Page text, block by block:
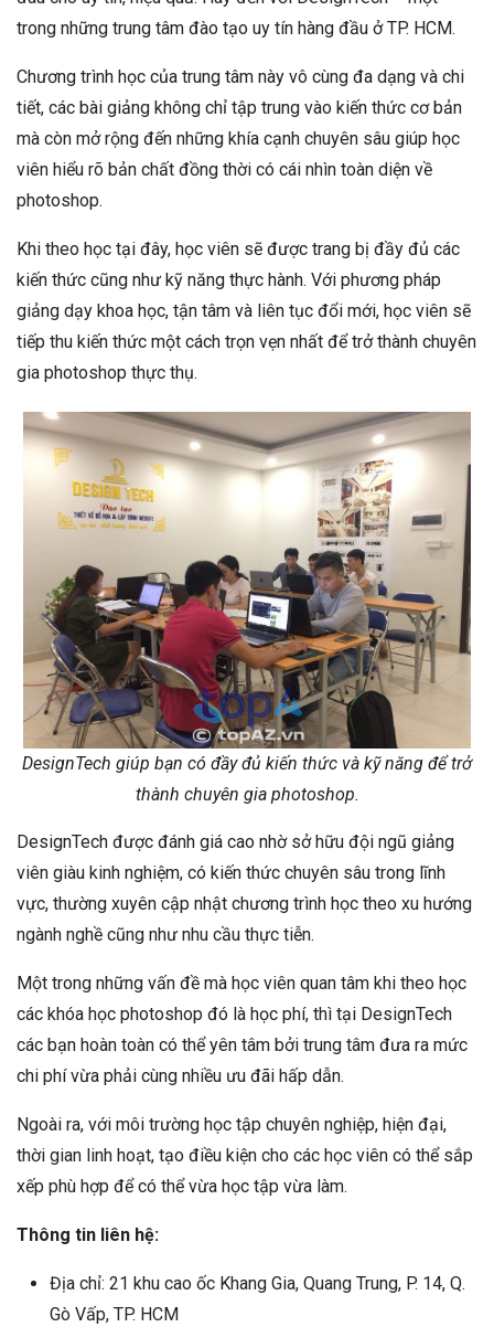
trong những trung tâm đào tạo uy tín hàng đầu ở TP. HCM.
Chương trình học của trung tâm này vô cùng đa dạng và chi
tiết, các bài giảng không chỉ tập trung vào kiến thức cơ bản
mà còn mở rộng đến những khía cạnh chuyên sâu giúp học
viên hiểu rõ bản chất đồng thời có cái nhìn toàn diện về
photoshop.
Khi theo học tại đây, học viên sẽ được trang bị đầy đủ các
kiến thức cũng như kỹ năng thực hành. Với phương pháp
giảng dạy khoa học, tận tâm và liên tục đổi mới, học viên sẽ
tiếp thu kiến thức một cách trọn vẹn nhất để trở thành chuyên
gia photoshop thực thụ.
DesignTech giúp bạn có đầy đủ kiến thức và kỹ năng để trở
thành chuyên gia photoshop.
DesignTech được đánh giá cao nhờ sở hữu đội ngũ giảng
viên giàu kinh nghiệm, có kiến thức chuyên sâu trong lĩnh
vực, thường xuyên cập nhật chương trình học theo xu hướng
ngành nghề cũng như nhu cầu thực tiễn.
Một trong những vấn đề mà học viên quan tâm khi theo học
các khóa học photoshop đó là học phí, thì tại DesignTech
các bạn hoàn toàn có thể yên tâm bởi trung tâm đưa ra mức
chi phí vừa phải cùng nhiều ưu đãi hấp dẫn.
Ngoài ra, với môi trường học tập chuyên nghiệp, hiện đại,
thời gian linh hoạt, tạo điều kiện cho các học viên có thể sắp
xếp phù hợp để có thể vừa học tập vừa làm.
Thông tin liên hệ:
Địa chỉ: 21 khu cao ốc Khang Gia, Quang Trung, P. 14, Q.
Gò Vấp, TP. HCM